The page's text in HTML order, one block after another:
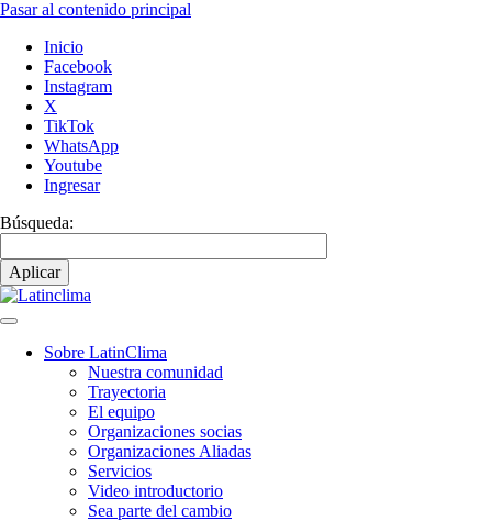
Pasar al contenido principal
Inicio
Facebook
Instagram
X
TikTok
WhatsApp
Youtube
Ingresar
Búsqueda:
Navegación
Sobre LatinClima
Nuestra comunidad
Trayectoria
El equipo
Organizaciones socias
Organizaciones Aliadas
Servicios
Video introductorio
Sea parte del cambio